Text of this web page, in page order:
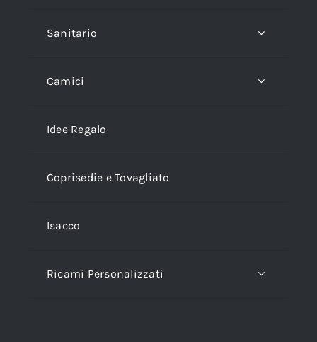
Sanitario
Camici
Idee Regalo
Coprisedie e Tovagliato
Isacco
Ricami Personalizzati